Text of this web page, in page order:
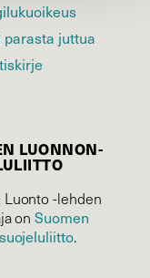
parasta juttua
LUONNON­
-lehden
onSuomen
.